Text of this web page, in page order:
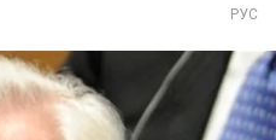
РУС